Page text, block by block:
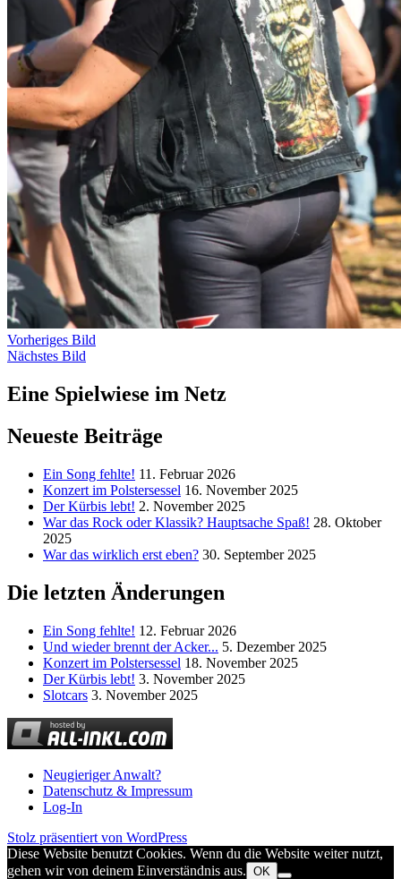
Vorheriges Bild
Nächstes Bild
Eine Spielwiese im Netz
Neueste Beiträge
Ein Song fehlte! 11. Februar 2026
Konzert im Polstersessel 16. November 2025
Der Kürbis lebt! 2. November 2025
War das Rock oder Klassik? Hauptsache Spaß! 28. Oktober
2025
War das wirklich erst eben? 30. September 2025
Die letzten Änderungen
Ein Song fehlte! 12. Februar 2026
Und wieder brennt der Acker... 5. Dezember 2025
Konzert im Polstersessel 18. November 2025
Der Kürbis lebt! 3. November 2025
Slotcars 3. November 2025
Neugieriger Anwalt?
Datenschutz & Impressum
Log-In
Stolz präsentiert von WordPress
Diese Website benutzt Cookies. Wenn du die Website weiter nutzt,
gehen wir von deinem Einverständnis aus. OK